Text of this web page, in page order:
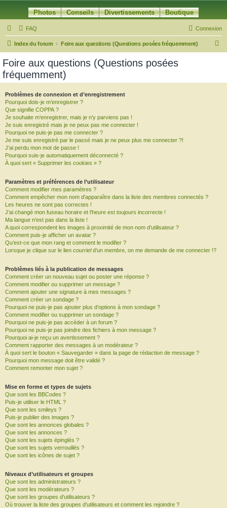
Photos Conseils Divertissements Boutique
FAQ Connexion
Index du forum Foire aux questions (Questions posées fréquemment)
Foire aux questions (Questions posées
fréquemment)
Problèmes de connexion et d’enregistrement
Pourquoi dois-je m’enregistrer ?
Que signifie COPPA ?
Je souhaite m’enregistrer, mais je n’y parviens pas !
Je suis enregistré mais je ne peux pas me connecter !
Pourquoi ne puis-je pas me connecter ?
Je me suis enregistré par le passé mais je ne peux plus me connecter ?!
J’ai perdu mon mot de passe !
Pourquoi suis-je automatiquement déconnecté ?
À quoi sert « Supprimer les cookies » ?
Paramètres et préférences de l’utilisateur
Comment modifier mes paramètres ?
Comment empêcher mon nom d’apparaître dans la liste des membres connectés ?
Les heures ne sont pas correctes !
J’ai changé mon fuseau horaire et l’heure est toujours incorrecte !
Ma langue n’est pas dans la liste !
A quoi correspondent les images à proximité de mon nom d’utilisateur ?
Comment puis-je afficher un avatar ?
Qu’est-ce que mon rang et comment le modifier ?
Lorsque je clique sur le lien courrield’un membre, on me demande de me connecter !?
Problèmes liés à la publication de messages
Comment créer un nouveau sujet ou poster une réponse ?
Comment modifier ou supprimer un message ?
Comment ajouter une signature à mes messages ?
Comment créer un sondage ?
Pourquoi ne puis-je pas ajouter plus d’options à mon sondage ?
Comment modifier ou supprimer un sondage ?
Pourquoi ne puis-je pas accéder à un forum ?
Pourquoi ne puis-je pas joindre des fichiers à mon message ?
Pourquoi ai-je reçu un avertissement ?
Comment rapporter des messages à un modérateur ?
À quoi sert le bouton « Sauvegarder » dans la page de rédaction de message ?
Pourquoi mon message doit être validé ?
Comment remonter mon sujet ?
Mise en forme et types de sujets
Que sont les BBCodes ?
Puis-je utiliser le HTML ?
Que sont les smileys ?
Puis-je publier des images ?
Que sont les annonces globales ?
Que sont les annonces ?
Que sont les sujets épinglés ?
Que sont les sujets verrouillés ?
Que sont les icônes de sujet ?
Niveaux d’utilisateurs et groupes
Que sont les administrateurs ?
Que sont les modérateurs ?
Que sont les groupes d’utilisateurs ?
Où trouver la liste des groupes d’utilisateurs et comment les rejoindre ?